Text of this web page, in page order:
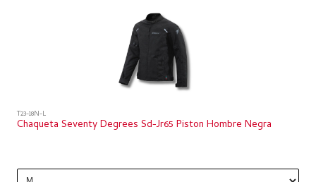
T23-18N-L
Chaqueta Seventy Degrees Sd-Jr65 Piston Hombre Negra